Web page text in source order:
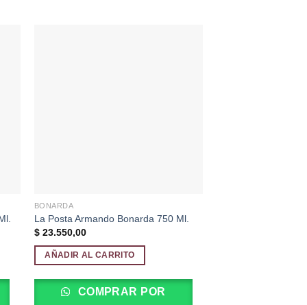
BONARDA
La Posta Armando Bonarda 750 Ml.
$23.550,00
AÑADIR AL CARRITO
COMPRAR POR